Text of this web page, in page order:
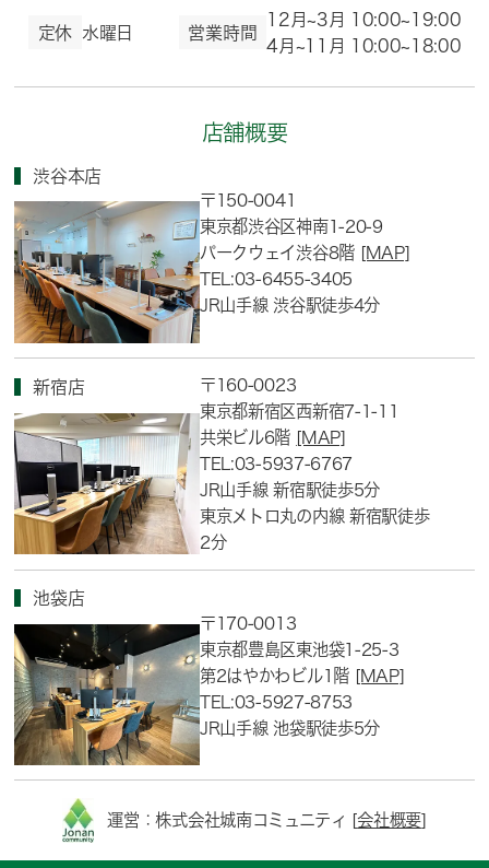
定休 水曜日 営業時間
12月~3月 10:00~19:00
4月~11月 10:00~18:00
店舗概要
渋谷本店
〒150-0041
東京都渋谷区神南1-20-9
パークウェイ渋谷8階 [MAP]
TEL:03-6455-3405
JR山手線 渋谷駅徒歩4分
新宿店
〒160-0023
東京都新宿区西新宿7-1-11
共栄ビル6階 [MAP]
TEL:03-5937-6767
JR山手線 新宿駅徒歩5分
東京メトロ丸の内線 新宿駅徒歩
2分
池袋店
〒170-0013
東京都豊島区東池袋1-25-3
第2はやかわビル1階 [MAP]
TEL:03-5927-8753
JR山手線 池袋駅徒歩5分
運営：株式会社城南コミュニティ [会社概要]